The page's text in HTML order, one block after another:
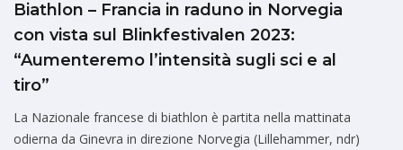
Biathlon – Francia in raduno in Norvegia
con vista sul Blinkfestivalen 2023:
“Aumenteremo l’intensità sugli sci e al
tiro”
La Nazionale francese di biathlon è partita nella mattinata
odierna da Ginevra in direzione Norvegia (Lillehammer, ndr)